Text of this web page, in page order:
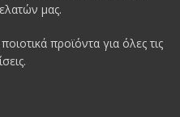
μας.
προϊόντα για όλες τις